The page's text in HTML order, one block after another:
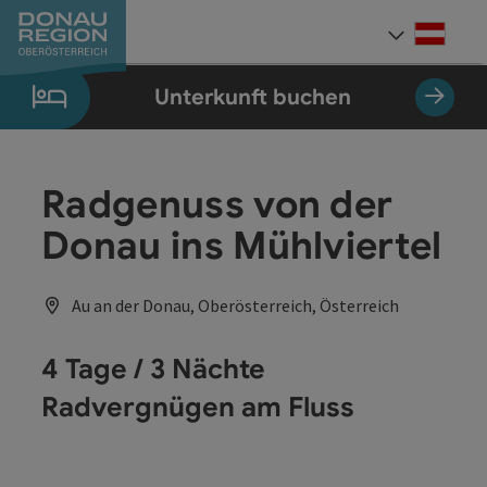
Zum Inhalt
Zur Navigation
Zum Seitenanfang
Zur Kontaktseite
Zum Impressum
Zur Startseite
Unterkunft buchen
Radgenuss von der
Donau ins Mühlviertel
Au an der Donau, Oberösterreich, Österreich
4 Tage / 3 Nächte
Radvergnügen am Fluss